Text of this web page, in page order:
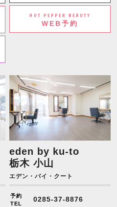
HOT PEPPER BEAUTY
WEB予約
eden by ku-to
栃木 小山
エデン・バイ・クート
予約
TEL
0285-37-8876